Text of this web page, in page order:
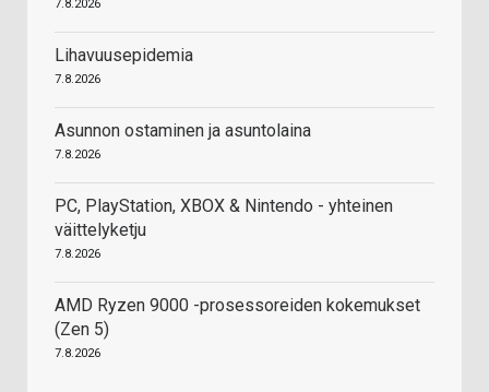
7.8.2026
Lihavuusepidemia
7.8.2026
Asunnon ostaminen ja asuntolaina
7.8.2026
PC, PlayStation, XBOX & Nintendo - yhteinen
väittelyketju
7.8.2026
AMD Ryzen 9000 -prosessoreiden kokemukset
(Zen 5)
7.8.2026